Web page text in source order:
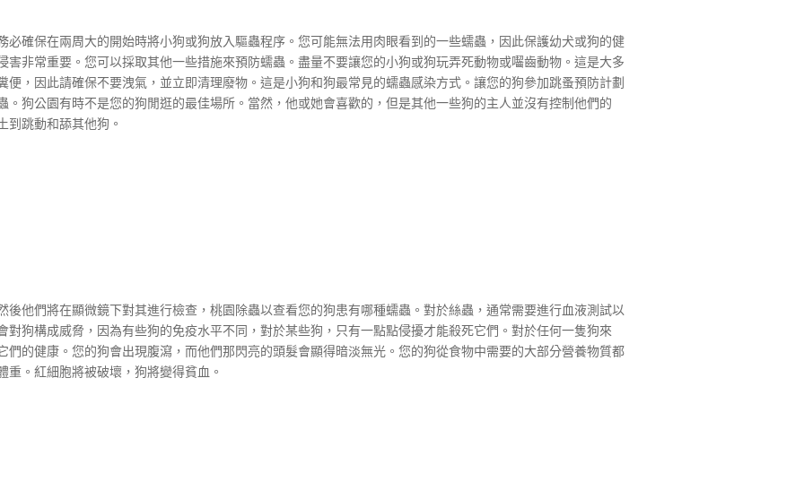
必確保在兩周大的開始時將小狗或狗放入驅蟲程序。您可能無法用肉眼看到的一些蠕蟲，因此保護幼犬或狗的健
害非常重要。您可以採取其他一些措施來預防蠕蟲。盡量不要讓您的小狗或狗玩弄死動物或囓齒動物。這是大多
，因此請確保不要洩氣，並立即清理廢物。這是小狗和狗最常見的蠕蟲感染方式。讓您的狗參加跳蚤預防計劃
。狗公園有時不是您的狗閒逛的最佳場所。當然，他或她會喜歡的，但是其他一些狗的主人並沒有控制他們的
到跳動和舔其他狗。
後他們將在顯微鏡下對其進行檢查，桃園除蟲以查看您的狗患有哪種蠕蟲。對於絲蟲，通常需要進行血液測試以
對狗構成威脅，因為有些狗的免疫水平不同，對於某些狗，只有一點點侵擾才能殺死它們。對於任何一隻狗來
們的健康。您的狗會出現腹瀉，而他們那閃亮的頭髮會顯得暗淡無光。您的狗從食物中需要的大部分營養物質都
。紅細胞將被破壞，狗將變得貧血。